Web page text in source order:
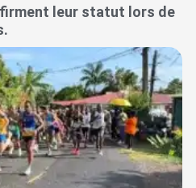
leur statut lors de